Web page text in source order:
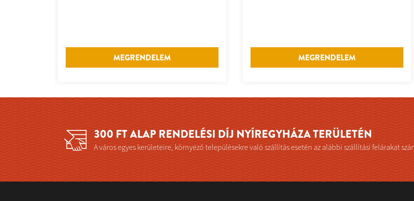
MEGRENDELEM MEGRENDELEM
300 FT ALAP RENDELÉSI DÍJ NYÍREGYHÁZA TERÜLETÉN
A város egyes kerületeire, környező településekre való szállítás esetén az alábbi szállítási felárakat